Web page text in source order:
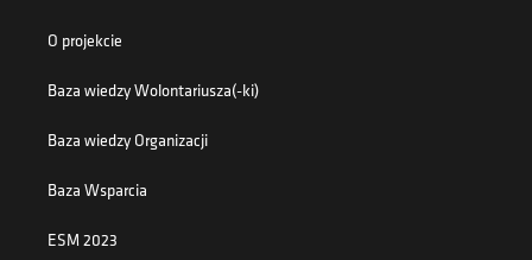
O projekcie
Baza wiedzy Wolontariusza(-ki)
Baza wiedzy Organizacji
Baza Wsparcia
ESM 2023